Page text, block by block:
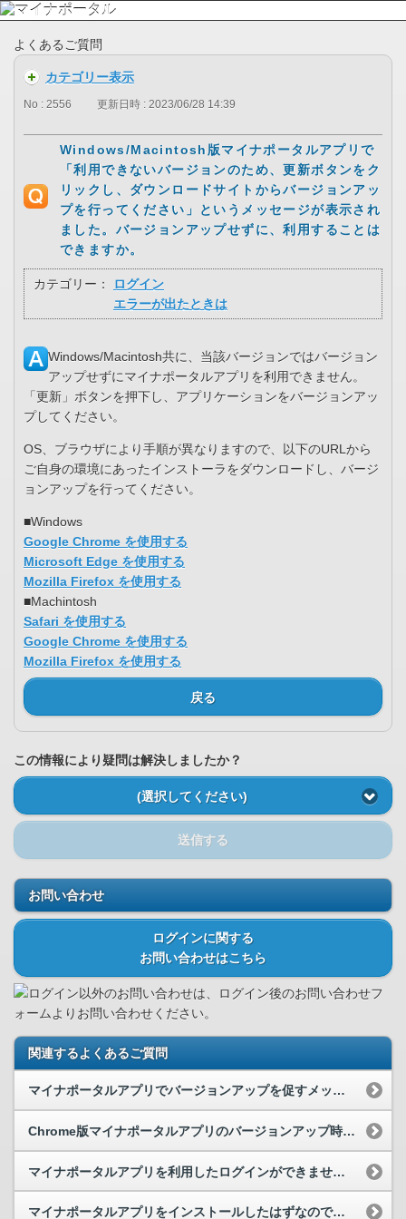
よくあるご質問
カテゴリー表示
No : 2556 更新日時 : 2023/06/28 14:39
Windows/Macintosh版マイナポータルアプリで
「利用できないバージョンのため、更新ボタンをク
リックし、ダウンロードサイトからバージョンアッ
プを行ってください」というメッセージが表示され
ました。バージョンアップせずに、利用することは
できますか。
カテゴリー：
ログイン
エラーが出たときは
Windows/Macintosh共に、当該バージョンではバージョン
アップせずにマイナポータルアプリを利用できません。
「更新」ボタンを押下し、アプリケーションをバージョンアッ
プしてください。
OS、ブラウザにより手順が異なりますので、以下のURLから
ご自身の環境にあったインストーラをダウンロードし、バージ
ョンアップを行ってください。
■Windows
Google Chrome を使用する
Microsoft Edge を使用する
Mozilla Firefox を使用する
■Machintosh
Safari を使用する
Google Chrome を使用する
Mozilla Firefox を使用する
戻る
この情報により疑問は解決しましたか？
(選択してください)
送信する
お問い合わせ
ログインに関する
お問い合わせはこちら
ログイン以外のお問い合わせは、ログイン後のお問い合わせフ
ォームよりお問い合わせください。
関連するよくあるご質問
マイナポータルアプリでバージョンアップを促すメッセージが表示され、「更新」ボタンをクリックしま...
Chrome版マイナポータルアプリのバージョンアップ時に古いマイナポータルアプリのアンインスト...
マイナポータルアプリを利用したログインができません。
マイナポータルアプリをインストールしたはずなのですが、マイナンバーカードを読み取る際に、「マイ...